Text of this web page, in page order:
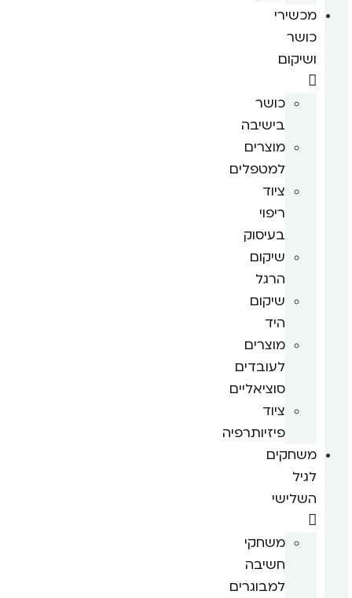
מכשירי
כושר
ושיקום
כושר
בישיבה
מוצרים
למטפלים
ציוד
ריפוי
בעיסוק
שיקום
הרגל
שיקום
היד
מוצרים
לעובדים
סוציאליים
ציוד
פיזיותרפיה
משחקים
לגיל
השלישי
משחקי
חשיבה
למבוגרים